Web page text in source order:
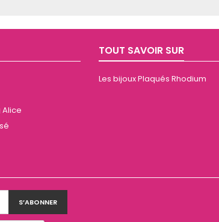
TOUT SAVOIR SUR
Les bijoux Plaqués Rhodium